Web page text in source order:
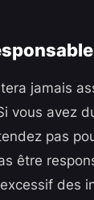
jamais
vous avez
pas
être
des